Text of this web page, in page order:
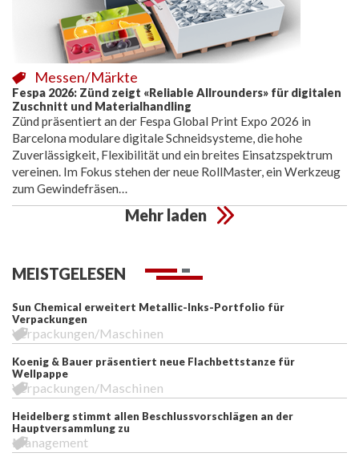
Fespa 2026: Zünd zeigt «Reliable Allrounders» für digitalen
Zuschnitt und Materialhandling
Messen/Märkte
Zünd präsentiert an der Fespa Global Print Expo 2026 in
Barcelona modulare digitale Schneidsysteme, die hohe
Zuverlässigkeit, Flexibilität und ein breites Einsatzspektrum
vereinen. Im Fokus stehen der neue RollMaster, ein Werkzeug
zum Gewindefräsen…
Mehr laden
MEISTGELESEN
Sun Chemical erweitert Metallic-Inks-Portfolio für
Verpackungen
Verpackungen/Maschinen
Koenig & Bauer präsentiert neue Flachbettstanze für
Wellpappe
Verpackungen/Maschinen
Heidelberg stimmt allen Beschlussvorschlägen an der
Hauptversammlung zu
Management